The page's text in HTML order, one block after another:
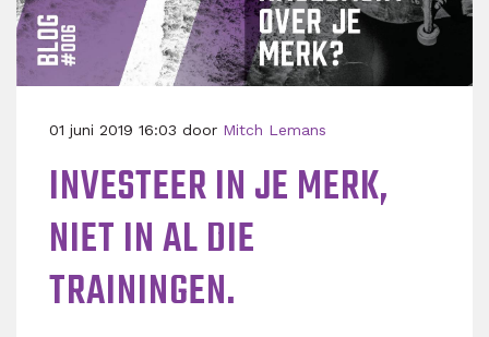
01 juni 2019 16:03 door Mitch Lemans
INVESTEER IN JE MERK,
NIET IN AL DIE
TRAININGEN.